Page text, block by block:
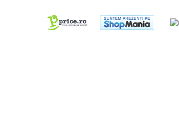
Produse de Curatenie